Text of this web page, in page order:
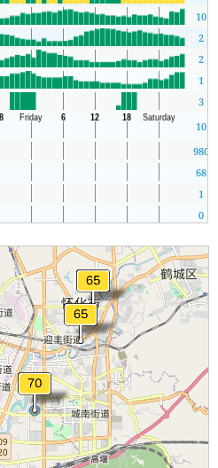
10
2
2
1
3
10
980
68
1
0